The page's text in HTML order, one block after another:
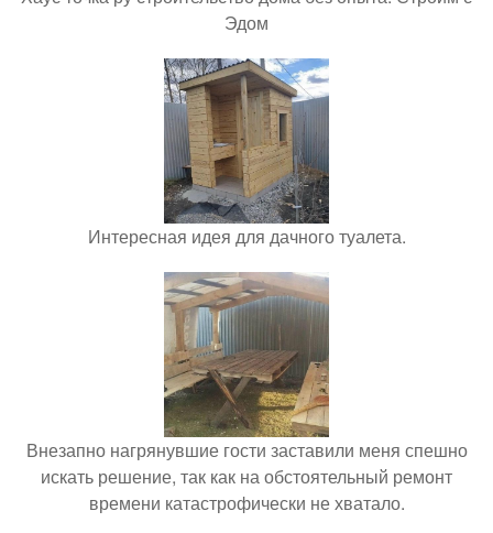
Эдом
Интересная идея для дачного туалета.
Внезапно нагрянувшие гости заставили меня спешно
искать решение, так как на обстоятельный ремонт
времени катастрофически не хватало.